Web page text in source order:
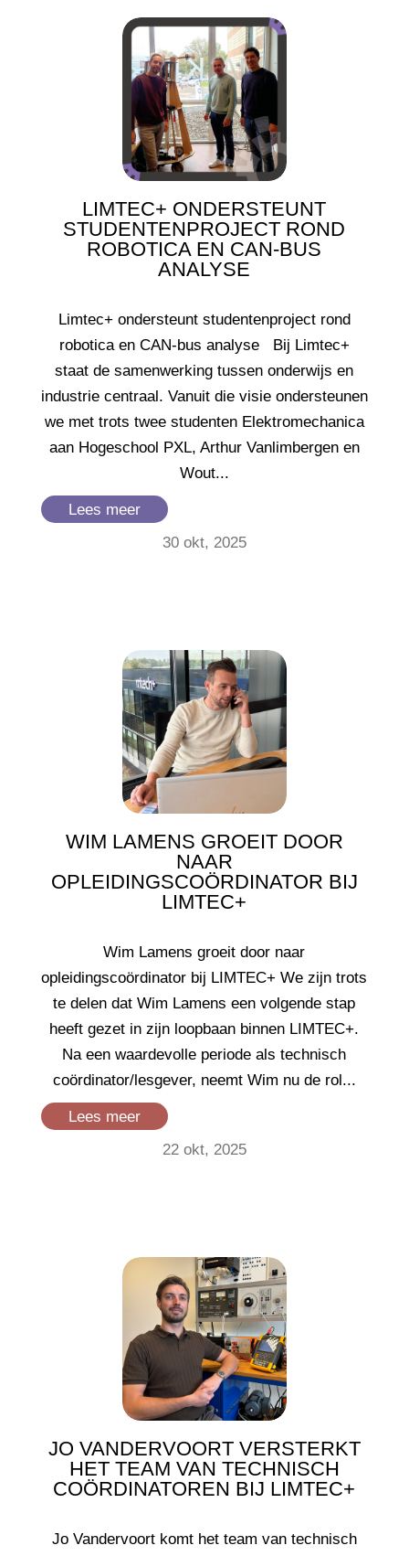
LIMTEC+ ONDERSTEUNT
STUDENTENPROJECT ROND
ROBOTICA EN CAN-BUS
ANALYSE
30 okt, 2025
Limtec+ ondersteunt studentenproject rond
robotica en CAN-bus analyse Bij Limtec+
staat de samenwerking tussen onderwijs en
industrie centraal. Vanuit die visie ondersteunen
we met trots twee studenten Elektromechanica
aan Hogeschool PXL, Arthur Vanlimbergen en
Wout...
Lees meer
WIM LAMENS GROEIT DOOR
NAAR
OPLEIDINGSCOÖRDINATOR BIJ
LIMTEC+
22 okt, 2025
Wim Lamens groeit door naar
opleidingscoördinator bij LIMTEC+ We zijn trots
te delen dat Wim Lamens een volgende stap
heeft gezet in zijn loopbaan binnen LIMTEC+.
Na een waardevolle periode als technisch
coördinator/lesgever, neemt Wim nu de rol...
Lees meer
JO VANDERVOORT VERSTERKT
HET TEAM VAN TECHNISCH
COÖRDINATOREN BIJ LIMTEC+
Jo Vandervoort komt het team van technisch